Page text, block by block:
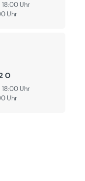
Uhr
Uhr
0
Uhr
Uhr